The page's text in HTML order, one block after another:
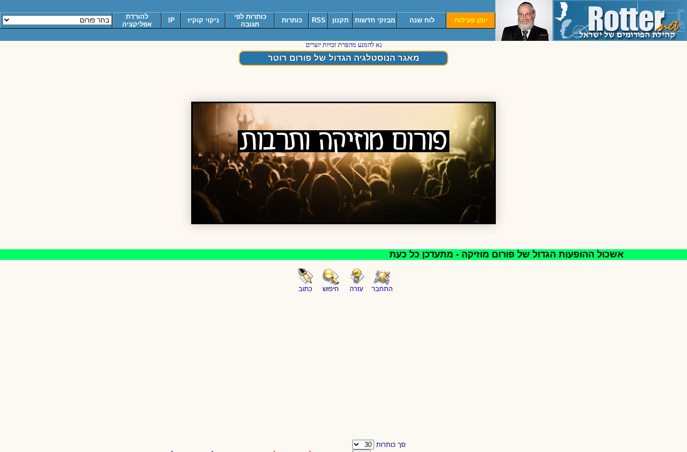
יומן פעילות לוח שנה מבזקי חדשות תקנון RSS כותרות
כותרות לפי
תגובה
ניקוי קוקיז IP
להורדת
אפליקציה
נא להמנע מהפרת זכויות יוצרים
מאגר הנוסטלגיה הגדול של פורום רוטר
אשכול ההופעות הגדול של פורום מוזיקה - מתעדכן כל כעת
התחבר עזרה חיפוש כתוב
סך כותרות